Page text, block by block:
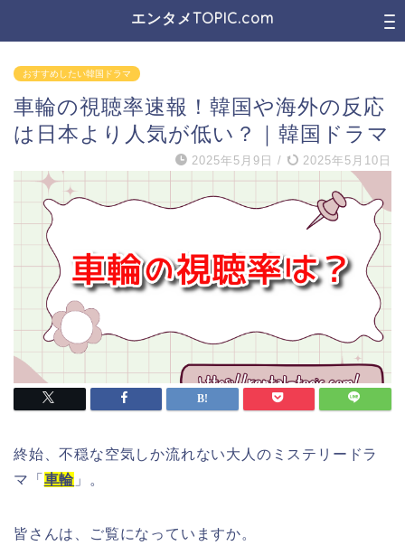
エンタメTOPIC.com
おすすめしたい韓国ドラマ
車輪の視聴率速報！韓国や海外の反応
は日本より人気が低い？｜韓国ドラマ
2025年5月9日 / 2025年5月10日
終始、不穏な空気しか流れない大人のミステリードラ
マ「 車輪 」。
皆さんは、ご覧になっていますか。